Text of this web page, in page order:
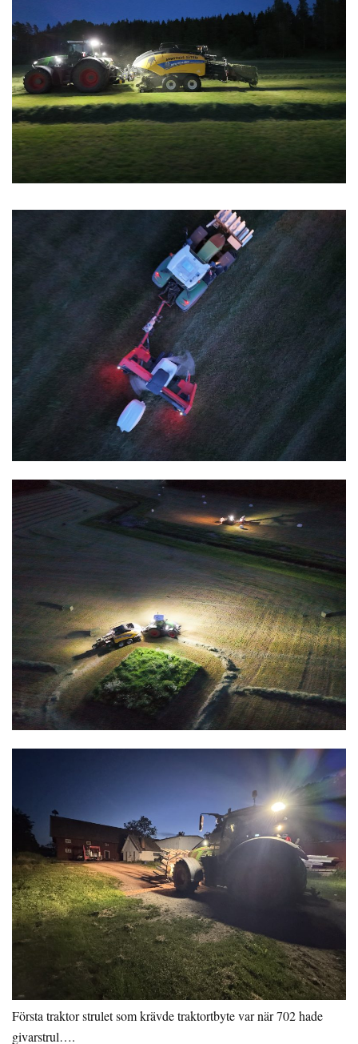
Första traktor strulet som krävde traktortbyte var när 702 hade
givarstrul….